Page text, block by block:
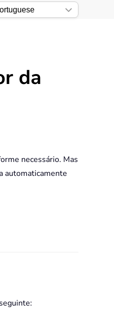
da
necessário. Mas
automaticamente